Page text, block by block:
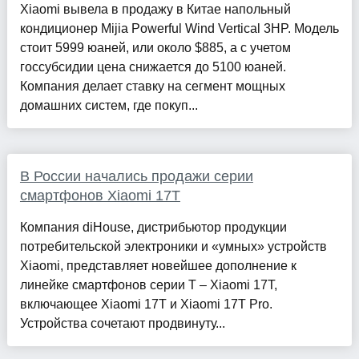
Xiaomi вывела в продажу в Китае напольный
кондиционер Mijia Powerful Wind Vertical 3HP. Модель
стоит 5999 юаней, или около $885, а с учетом
госсубсидии цена снижается до 5100 юаней.
Компания делает ставку на сегмент мощных
домашних систем, где покуп...
В России начались продажи серии
смартфонов Xiaomi 17T
Компания diHouse, дистрибьютор продукции
потребительской электроники и «умных» устройств
Xiaomi, представляет новейшее дополнение к
линейке смартфонов серии T – Xiaomi 17T,
включающее Xiaomi 17T и Xiaomi 17T Pro.
Устройства сочетают продвинуту...